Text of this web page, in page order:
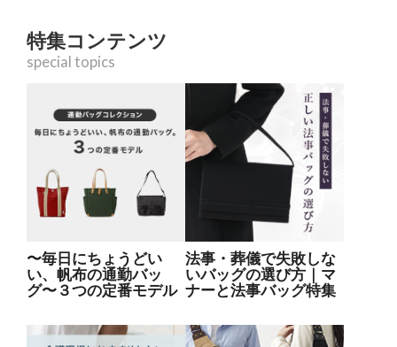
特集コンテンツ
special topics
〜毎日にちょうどい
い、帆布の通勤バッ
グ〜３つの定番モデル
法事・葬儀で失敗しな
いバッグの選び方｜マ
ナーと法事バッグ特集